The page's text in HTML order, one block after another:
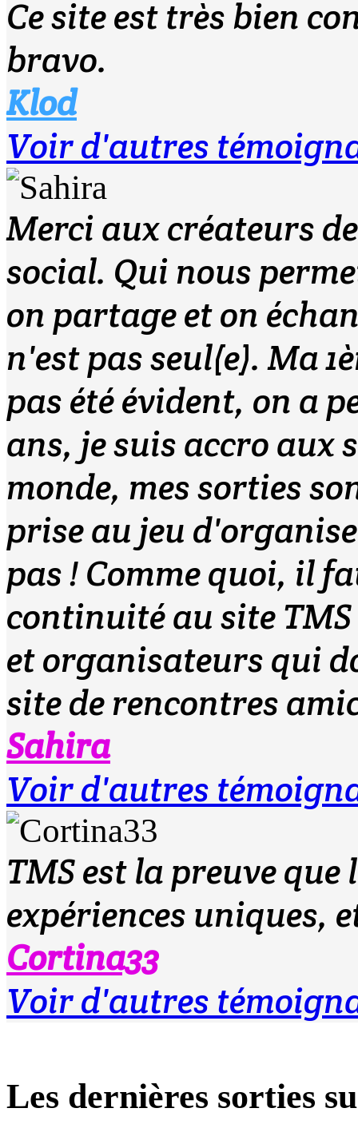
Ce site est très bien
bravo.
Klod
Voir d'autres
Merci aux créateurs
social. Qui nous
on partage et on
n'est pas seul(e). Ma
pas été évident, on a
ans, je suis accro aux
monde, mes sorties
prise au jeu
pas ! Comme quoi, il
continuité au site
et organisateurs qui
site de rencontres
Sahira
Voir d'autres
TMS est la preuve
expériences uniques,
Cortina33
Voir d'autres
Les dernières sorties